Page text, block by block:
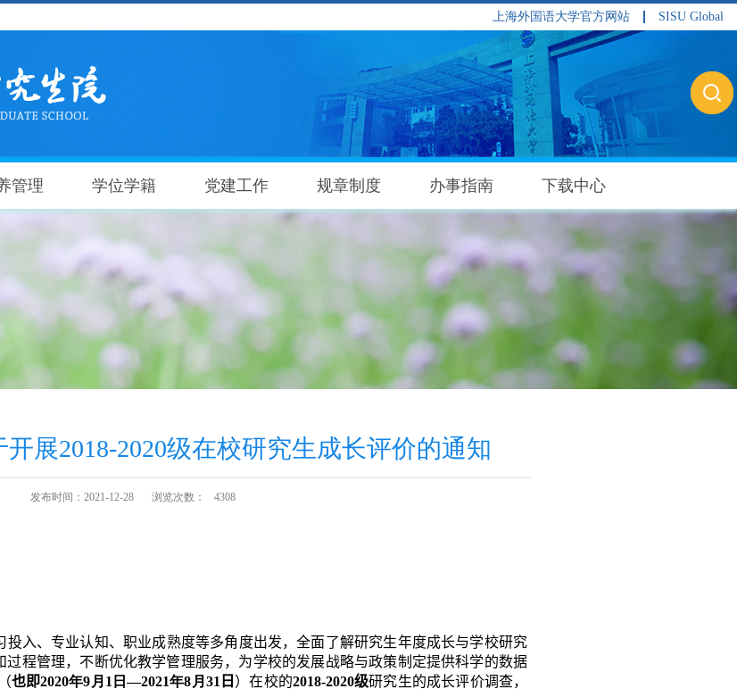
上海外国语大学官方网站 SISU Global
管理 学位学籍 党建工作 规章制度 办事指南 下载中心
开展2018-2020级在校研究生成长评价的通知
发布时间：2021-12-28 浏览次数： 4308
投入、专业认知、职业成熟度等多角度出发，全面了解研究生年度成长与学校研究
过程管理，不断优化教学管理服务，为学校的发展战略与政策制定提供科学的数据
也即2020年9 月 1 日—2021年8 月 31 日 ）在校的2018-2020级研究生的成长评价调查，